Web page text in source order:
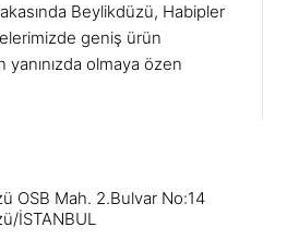
Beylikdüzü, Habipler
geniş ürün
olmaya özen
OSB Mah. 2.Bulvar No:14
İSTANBUL